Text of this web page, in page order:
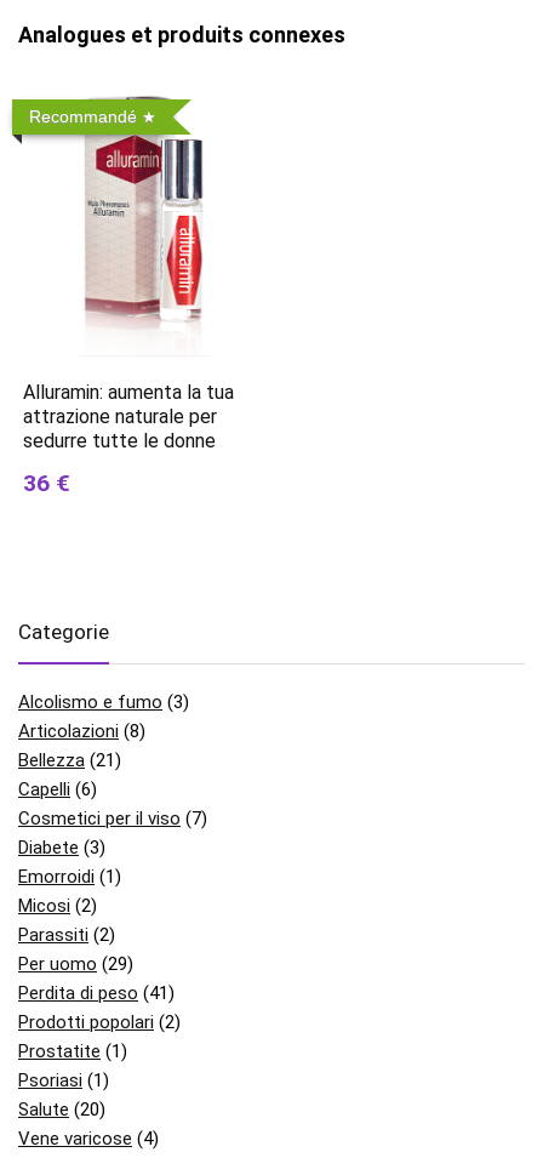
Analogues et produits connexes
Recommandé
Alluramin: aumenta la tua
attrazione naturale per
sedurre tutte le donne
36 €
Categorie
Alcolismo e fumo (3)
Articolazioni (8)
Bellezza (21)
Capelli (6)
Cosmetici per il viso (7)
Diabete (3)
Emorroidi (1)
Micosi (2)
Parassiti (2)
Per uomo (29)
Perdita di peso (41)
Prodotti popolari (2)
Prostatite (1)
Psoriasi (1)
Salute (20)
Vene varicose (4)